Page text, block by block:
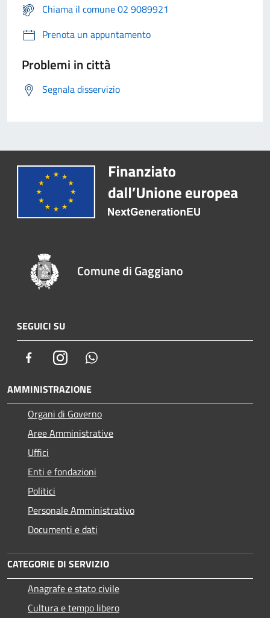
Chiama il comune 02 9089921
Prenota un appuntamento
Problemi in città
Segnala disservizio
Comune di Gaggiano
SEGUICI SU
FacebookInstagram
AMMINISTRAZIONE
Organi di Governo
Aree Amministrative
Uffici
Enti e fondazioni
Politici
Personale Amministrativo
Documenti e dati
CATEGORIE DI SERVIZIO
Anagrafe e stato civile
Cultura e tempo libero